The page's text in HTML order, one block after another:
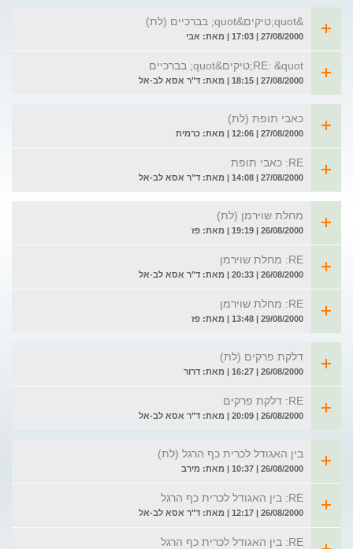
&quot;טיקים&quot; בברכיים (לת)
27/08/2000 | 17:03 | מאת: אבי
RE: &quot;טיקים&quot; בברכיים
27/08/2000 | 18:15 | מאת: ד"ר אסא לב-אל
כאבי תופת (לת)
27/08/2000 | 12:06 | מאת: כרמית
RE: כאבי תופת
27/08/2000 | 14:08 | מאת: ד"ר אסא לב-אל
מחלת שוירמן (לת)
26/08/2000 | 19:19 | מאת: פז
RE: מחלת שוירמן
26/08/2000 | 20:33 | מאת: ד"ר אסא לב-אל
RE: מחלת שוירמן
29/08/2000 | 13:48 | מאת: פז
דלקת פרקים (לת)
26/08/2000 | 16:27 | מאת: דרור
RE: דלקת פרקים
26/08/2000 | 20:09 | מאת: ד"ר אסא לב-אל
בין האגודל לכרית כף הרגל (לת)
26/08/2000 | 10:37 | מאת: מירב
RE: בין האגודל לכרית כף הרגל
26/08/2000 | 12:17 | מאת: ד"ר אסא לב-אל
RE: בין האגודל לכרית כף הרגל